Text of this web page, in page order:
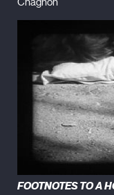
Black and White
Black and White
The Red and the Blue
The Twenty-One Lives
Last Days (2004)
The Tawny (2003)
Terra Incognita (2002)
the quarry (2002)
The Breathers-In
Daumë (2000)
FOOTNOTES TO A